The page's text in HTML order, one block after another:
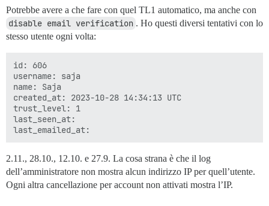
Potrebbe avere a che fare con quel TL1 automatico, ma anche con
disable email verification . Ho questi diversi tentativi con lo
stesso utente ogni volta:
id: 606
username: saja
name: Saja
created_at: 2023-10-28 14:34:13 UTC
trust_level: 1
last_seen_at:
2.11., 28.10., 12.10. e 27.9. La cosa strana è che il log
dell’amministratore non mostra alcun indirizzo IP per quell’utente.
Ogni altra cancellazione per account non attivati mostra l’IP.